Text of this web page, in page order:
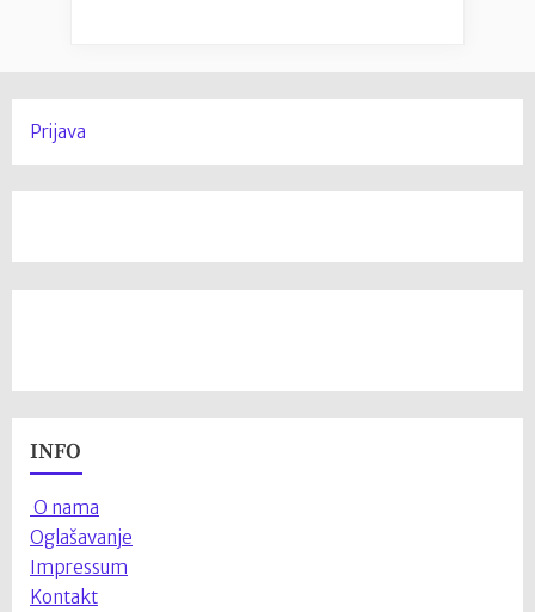
Prijava
INFO
O nama
Oglašavanje
Impressum
Kontakt